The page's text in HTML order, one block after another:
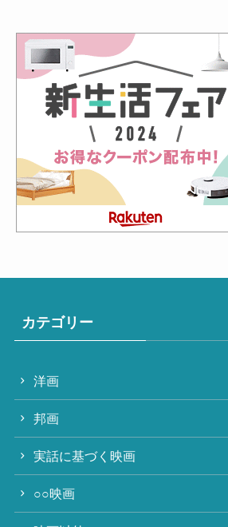
カテゴリー
洋画
邦画
実話に基づく映画
○○映画